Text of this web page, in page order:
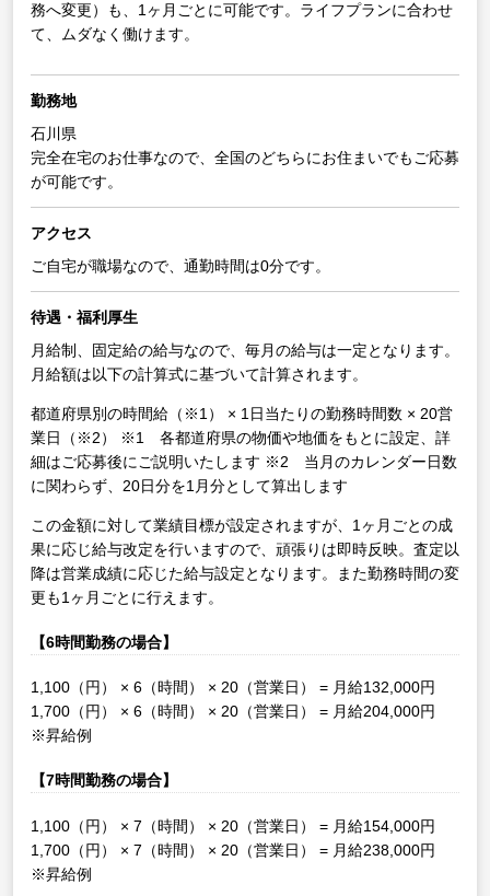
務へ変更）も、1ヶ月ごとに可能です。ライフプランに合わせ
て、ムダなく働けます。
勤務地
石川県
完全在宅のお仕事なので、全国のどちらにお住まいでもご応募
が可能です。
アクセス
ご自宅が職場なので、通勤時間は0分です。
待遇・福利厚生
月給制、固定給の給与なので、毎月の給与は一定となります。
月給額は以下の計算式に基づいて計算されます。
都道府県別の時間給（※1） × 1日当たりの勤務時間数 × 20営
業日（※2）
※1 各都道府県の物価や地価をもとに設定、詳
細はご応募後にご説明いたします ※2 当月のカレンダー日数
に関わらず、20日分を1月分として算出します
この金額に対して業績目標が設定されますが、1ヶ月ごとの成
果に応じ給与改定を行いますので、頑張りは即時反映。査定以
降は営業成績に応じた給与設定となります。また勤務時間の変
更も1ヶ月ごとに行えます。
【6時間勤務の場合】
1,100（円） × 6（時間） × 20（営業日） = 月給132,000円
1,700（円） × 6（時間） × 20（営業日） = 月給204,000円
※昇給例
【7時間勤務の場合】
1,100（円） × 7（時間） × 20（営業日） = 月給154,000円
1,700（円） × 7（時間） × 20（営業日） = 月給238,000円
※昇給例